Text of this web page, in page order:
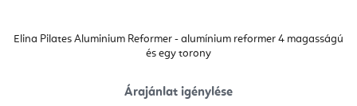
Elina Pilates Aluminium Reformer - alumínium reformer 4 magasságú
és egy torony
Árajánlat igénylése